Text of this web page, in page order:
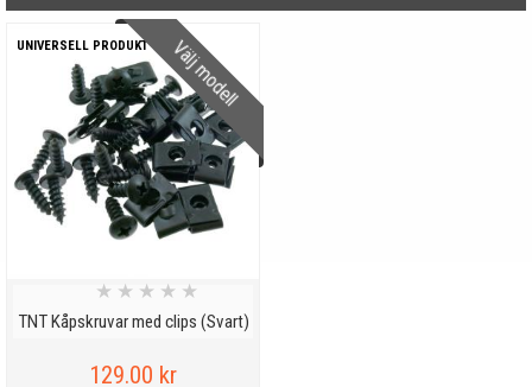
Välj modell
UNIVERSELL PRODUKT
TNT Kåpskruvar med clips (Svart)
★ ★ ★ ★ ★
129.00 kr